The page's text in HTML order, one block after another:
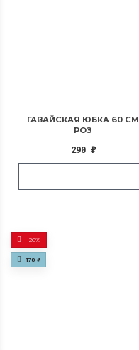
ГАВАЙСКАЯ ЮБКА 60 СМ
РОЗ
290 ₽
- 26%
-170 ₽